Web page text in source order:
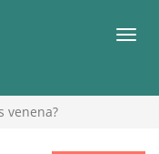
venena?